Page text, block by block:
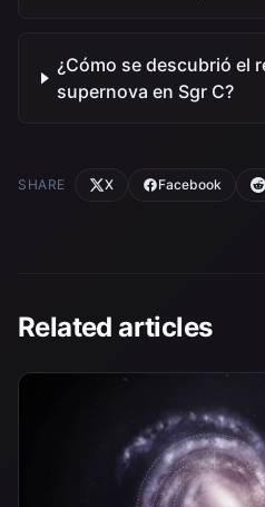
¿Cómo se descubrió el
supernova en Sgr C?
SHARE X Facebook
Related articles